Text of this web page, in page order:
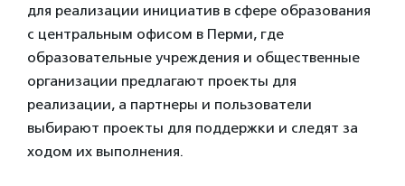
для реализации инициатив в сфере образования
с центральным офисом в Перми, где
образовательные учреждения и общественные
организации предлагают проекты для
реализации, а партнеры и пользователи
выбирают проекты для поддержки и следят за
ходом их выполнения.